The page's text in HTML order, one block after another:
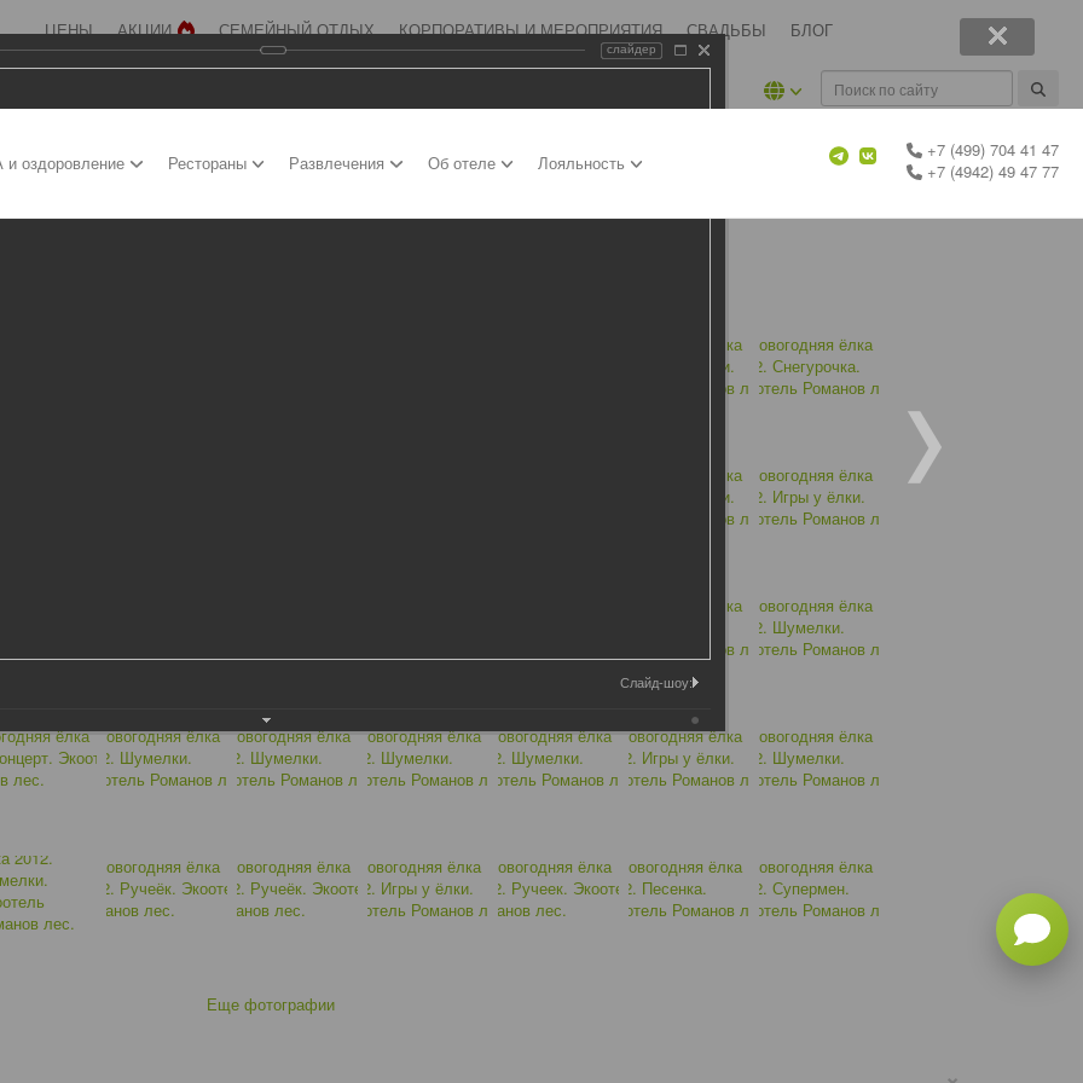
ЦЕНЫ АКЦИИ СЕМЕЙНЫЙ ОТДЫХ КОРПОРАТИВЫ И МЕРОПРИЯТИЯ СВАДЬБЫ БЛОГ
оздоровление Рестораны Развлечения Об отеле Лояльность
+7 (499) 704 41 47
+7 (4942) 49 47 77
Еще фотографии
слайдер
Слайд-шоу: